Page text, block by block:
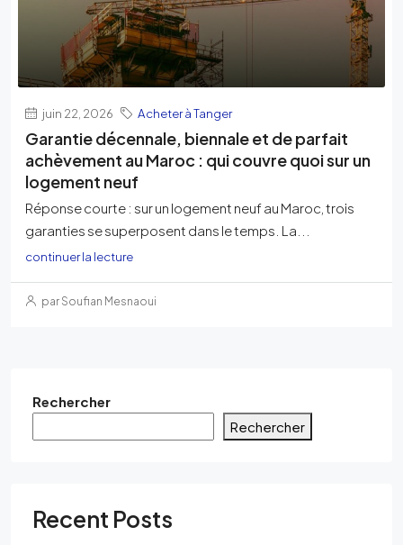
juin 22, 2026 Acheter à Tanger
Garantie décennale, biennale et de parfait
achèvement au Maroc : qui couvre quoi sur un
logement neuf
Réponse courte : sur un logement neuf au Maroc, trois
garanties se superposent dans le temps. La...
continuer la lecture
par Soufian Mesnaoui
Rechercher
Rechercher
Recent Posts